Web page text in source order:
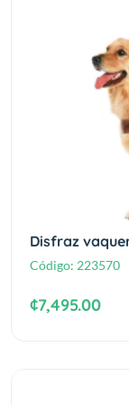
Disfraz
Código: 223570
¢7,495.00